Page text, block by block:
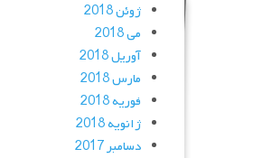
ژوئن 2018
می 2018
آوریل 2018
مارس 2018
فوریه 2018
ژانویه 2018
دسامبر 2017